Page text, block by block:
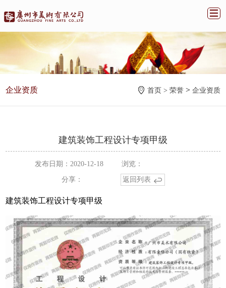
企业资质 首页 > 荣誉> 企业资质
建筑装饰工程设计专项甲级
发布日期：2020-12-18 浏览：
分享： 返回列表
建筑装饰工程设计专项甲级